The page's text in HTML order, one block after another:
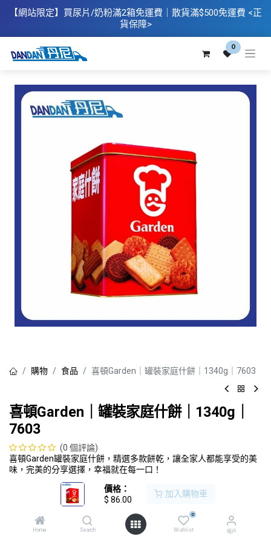
價格：
$ 86.00
加入購物車
Home Search
0
Wishlist 帳戶
【網站限定】 買尿片/奶粉滿2箱免運費｜散​貨滿$500免運費 <正
貨保障>
0
購物 食品 喜頓Garden｜罐裝家庭什餅｜1340g｜7603
喜頓Garden｜罐裝家庭什餅｜1340g｜
7603
(0 個評論)
喜頓Garden罐裝家庭什餅，精選多款餅乾，讓全家人都能享受的美
味，完美的分享選擇，幸福就在每一口！
加入購物車